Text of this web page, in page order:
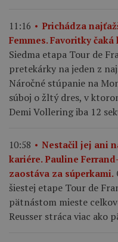
11:16
Prichádza
Femmes. Favoritky
Siedma etapa Tour de
pretekárky na jeden z
Náročné stúpanie na
súboj o žltý dres, v
Demi Vollering iba 12
10:58
Nestačil jej ani
kariére. Pauline
zaostáva za súperkami.
šiestej etape Tour de
pätnástom mieste
Reusser stráca viac ako